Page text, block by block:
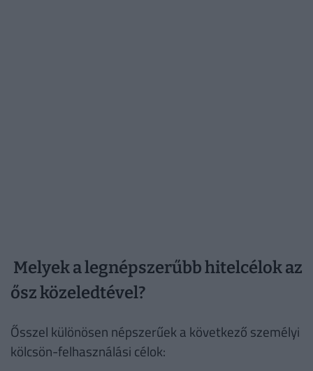
Melyek a legnépszerűbb hitelcélok az
ősz közeledtével?
Ősszel különösen népszerűek a következő személyi
kölcsön-felhasználási célok: